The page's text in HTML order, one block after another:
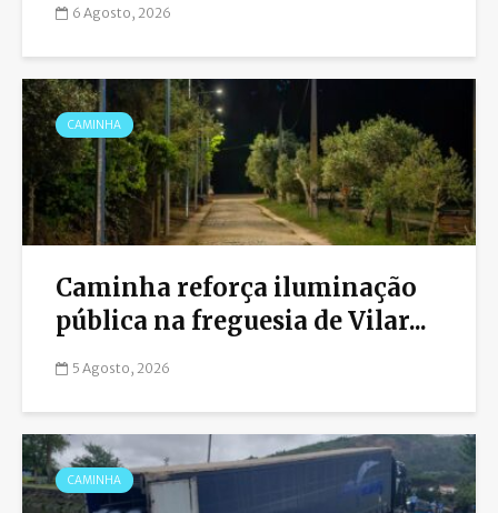
6 Agosto, 2026
CAMINHA
Caminha reforça iluminação
pública na freguesia de Vilar...
5 Agosto, 2026
CAMINHA